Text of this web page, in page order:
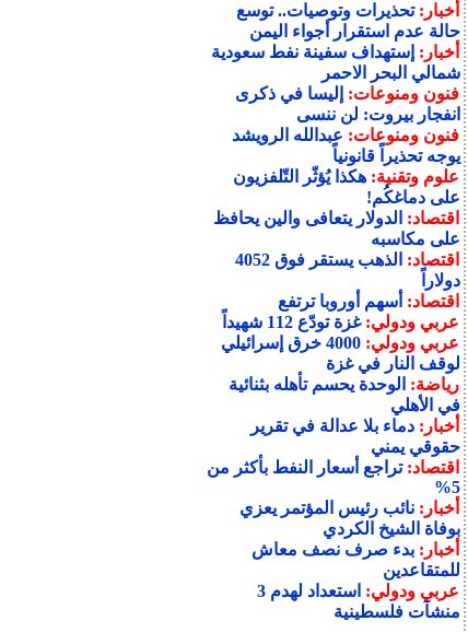
أخبار:تحذيرات وتوصيات.. توسع
حالة عدم استقرار أجواء اليمن
أخبار: إستهداف سفينة نفط سعودية
شمالي البحر الاحمر
فنون ومنوعات: إليسا في ذكرى
انفجار بيروت: لن ننسى
فنون ومنوعات: عبدالله الرويشد
يوجه تحذيراً قانونياً
علوم وتقنية:هكذا يُؤثّر التّلفزيون
على دماغكُم!
اقتصاد: الدولار يتعافى والين يحافظ
على مكاسبه
اقتصاد:
الذهب يستقر فوق 4052
دولاراً
اقتصاد: أسهم أوروبا ترتفع
عربي ودولي:غزة تودّع 112 شهيداً
عربي ودولي:
4000 خرق إسرائيلي
لوقف النار في غزة
رياضة: الوحدة يحسم تأهله بثنائية
في الأهلي
أخبار:دماء بلا عدالة في تقرير
حقوقي يمني
اقتصاد:تراجع أسعار النفط بأكثر من
5%
أخبار:نائب رئيس المؤتمر يعزي
بوفاة الشيخ الكردي
أخبار:بدء صرف نصف معاش
للمتقاعدين
عربي ودولي:
استعداد لهدم 3
منشآت فلسطينية